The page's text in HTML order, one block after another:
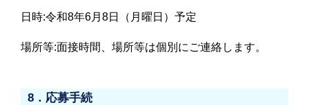
日時:令和8年6月8日（月曜日）予定
場所等:面接時間、場所等は個別にご連絡します。
8．応募手続